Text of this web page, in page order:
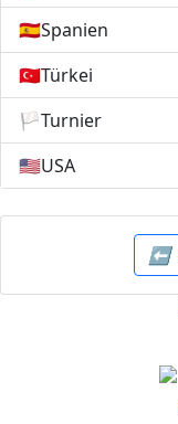
🇪🇸Spanien
🇹🇷Türkei
🏳️Turnier
🇺🇸USA
⬅️